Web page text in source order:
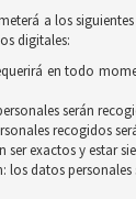
a los
digitales:
en todo
serán
recogidos
exactos y estar
datos